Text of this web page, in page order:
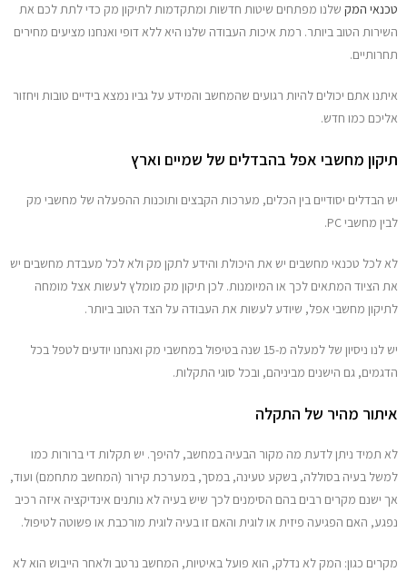
טכנאי המק שלנו מפתחים שיטות חדשות ומתקדמות לתיקון מק כדי לתת לכם את
השירות הטוב ביותר. רמת איכות העבודה שלנו היא ללא דופי ואנחנו מציעים מחירים
תחרותיים.
איתנו אתם יכולים להיות רגועים שהמחשב והמידע על גביו נמצא בידיים טובות ויחזור
אליכם כמו חדש.
תיקון מחשבי אפל בהבדלים של שמיים וארץ
יש הבדלים יסודיים בין הכלים, מערכות הקבצים ותוכנות ההפעלה של מחשבי מק
לבין מחשבי PC.
לא לכל טכנאי מחשבים יש את היכולת והידע לתקן מק ולא לכל מעבדת מחשבים יש
את הציוד המתאים לכך או המיומנות. לכן תיקון מק מומלץ לעשות אצל מומחה
לתיקון מחשבי אפל, שיודע לעשות את העבודה על הצד הטוב ביותר.
יש לנו ניסיון של למעלה מ-15 שנה בטיפול במחשבי מק ואנחנו יודעים לטפל בכל
הדגמים, גם הישנים מביניהם, ובכל סוגי התקלות.
איתור מהיר של התקלה
לא תמיד ניתן לדעת מה מקור הבעיה במחשב, להיפך. יש תקלות די ברורות כמו
למשל בעיה בסוללה, בשקע טעינה, במסך, במערכת קירור (המחשב מתחמם) ועוד,
אך ישנם מקרים רבים בהם הסימנים לכך שיש בעיה לא נותנים אינדיקציה איזה רכיב
נפגע, האם הפגיעה פיזית או לוגית והאם זו בעיה לוגית מורכבת או פשוטה לטיפול.
מקרים כגון: המק לא נדלק, הוא פועל באיטיות, המחשב נרטב ולאחר הייבוש הוא לא